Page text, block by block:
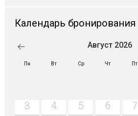
Календарь бронирования
Август 2026
Пн Вт Ср Чт Пт
3 4 5 6 7